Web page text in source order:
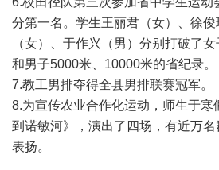
分第一名。学生王丽君（女）、徐
（女）、于作兴（男）分别打破了
和男子5000米、10000米的省纪录。
7.教工男排夺得全县男排联赛冠军。
8.为宣传农业合作化运动，师生于寒
到诺敏河》，演出了四场，有近万
表扬。